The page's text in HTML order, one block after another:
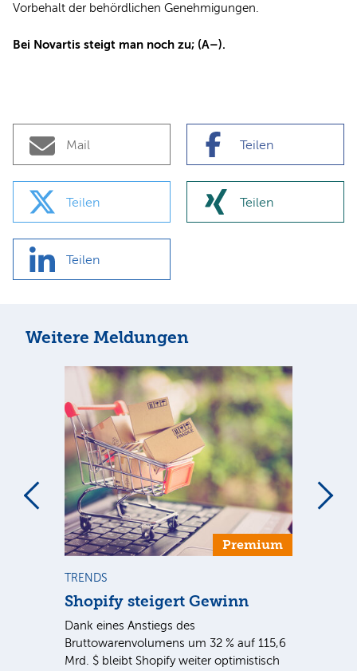
Vorbehalt der behördlichen Genehmigungen.
Bei Novartis steigt man noch zu; (A–).
Mail Teilen
Teilen Teilen
Teilen
Weitere Meldungen
Premium
TRENDS
Shopify steigert Gewinn
Dank eines Anstiegs des
Bruttowarenvolumens um 32 % auf 115,6
Mrd. $ bleibt Shopify weiter optimistisch